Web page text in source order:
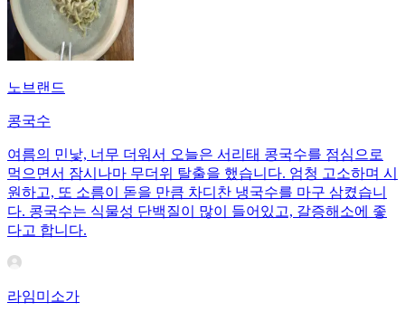
노브랜드
콩국수
여름의 민낯, 너무 더워서 오늘은 서리태 콩국수를 점심으로
먹으면서 잠시나마 무더위 탈출을 했습니다. 엄청 고소하며 시
원하고, 또 소름이 돋을 만큼 차디찬 냉국수를 마구 삼켰습니
다. 콩국수는 식물성 단백질이 많이 들어있고, 갈증해소에 좋
다고 합니다.
라임미소가